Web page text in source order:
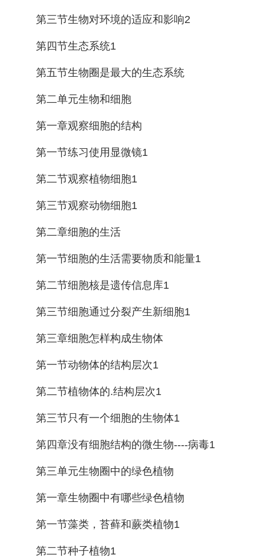
第三节生物对环境的适应和影响2
第四节生态系统1
第五节生物圈是最大的生态系统
第二单元生物和细胞
第一章观察细胞的结构
第一节练习使用显微镜1
第二节观察植物细胞1
第三节观察动物细胞1
第二章细胞的生活
第一节细胞的生活需要物质和能量1
第二节细胞核是遗传信息库1
第三节细胞通过分裂产生新细胞1
第三章细胞怎样构成生物体
第一节动物体的结构层次1
第二节植物体的.结构层次1
第三节只有一个细胞的生物体1
第四章没有细胞结构的微生物----病毒1
第三单元生物圈中的绿色植物
第一章生物圈中有哪些绿色植物
第一节藻类，苔藓和蕨类植物1
第二节种子植物1